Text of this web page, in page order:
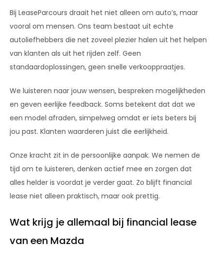
Bij LeaseParcours draait het niet alleen om auto’s, maar
vooral om mensen. Ons team bestaat uit echte
autoliefhebbers die net zoveel plezier halen uit het helpen
van klanten als uit het rijden zelf. Geen
standaardoplossingen, geen snelle verkooppraatjes.
We luisteren naar jouw wensen, bespreken mogelijkheden
en geven eerlijke feedback. Soms betekent dat dat we
een model afraden, simpelweg omdat er iets beters bij
jou past. Klanten waarderen juist die eerlijkheid.
Onze kracht zit in de persoonlijke aanpak. We nemen de
tijd om te luisteren, denken actief mee en zorgen dat
alles helder is voordat je verder gaat. Zo blijft financial
lease niet alleen praktisch, maar ook prettig.
Wat krijg je allemaal bij financial lease
van een Mazda